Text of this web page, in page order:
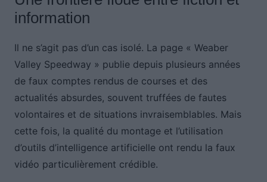
information
Il ne s’agit pas d’un cas isolé. La page « Weaber
Valley Speedway » publie depuis plusieurs années
de faux comptes rendus de courses et des
actualités absurdes, souvent truffées de fautes
volontaires et de situations invraisemblables. Mais
cette fois, la qualité du montage et l’utilisation
d’outils d’intelligence artificielle ont rendu la faux
vidéo particulièrement crédible.